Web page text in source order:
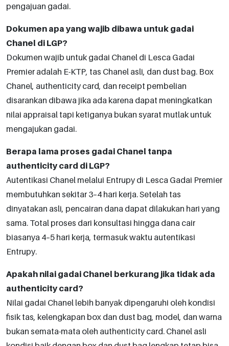
pengajuan gadai.
Dokumen apa yang wajib dibawa untuk gadai
Chanel di LGP?
Dokumen wajib untuk gadai Chanel di Lesca Gadai
Premier adalah E-KTP, tas Chanel asli, dan dust bag. Box
Chanel, authenticity card, dan receipt pembelian
disarankan dibawa jika ada karena dapat meningkatkan
nilai appraisal tapi ketiganya bukan syarat mutlak untuk
mengajukan gadai.
Berapa lama proses gadai Chanel tanpa
authenticity card di LGP?
Autentikasi Chanel melalui Entrupy di Lesca Gadai Premier
membutuhkan sekitar 3–4 hari kerja. Setelah tas
dinyatakan asli, pencairan dana dapat dilakukan hari yang
sama. Total proses dari konsultasi hingga dana cair
biasanya 4–5 hari kerja, termasuk waktu autentikasi
Entrupy.
Apakah nilai gadai Chanel berkurang jika tidak ada
authenticity card?
Nilai gadai Chanel lebih banyak dipengaruhi oleh kondisi
fisik tas, kelengkapan box dan dust bag, model, dan warna
bukan semata-mata oleh authenticity card. Chanel asli